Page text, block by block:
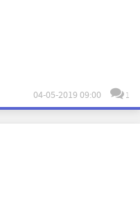
04-05-2019 09:00 1